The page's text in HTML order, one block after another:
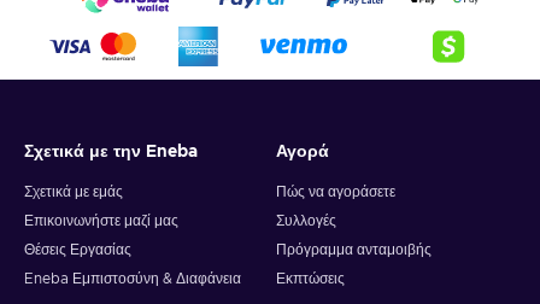
Σχετικά με την Eneba
Σχετικά με εμάς
Επικοινωνήστε μαζί μας
Θέσεις Εργασίας
Eneba Εμπιστοσύνη & Διαφάνεια
Αγορά
Πώς να αγοράσετε
Συλλογές
Πρόγραμμα ανταμοιβής
Εκπτώσεις